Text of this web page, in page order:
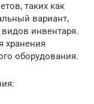
таких как
вариант,
инвентаря.
хранения
оборудования.